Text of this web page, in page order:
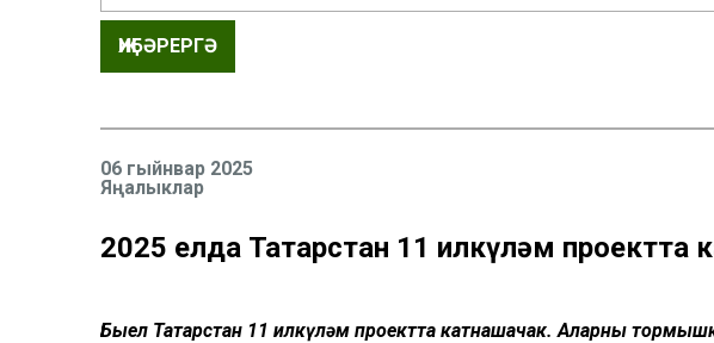
ҖИБӘРЕРГӘ
06 гыйнвар 2025
Яңалыклар
2025 елда Татарстан 11 илкүләм проектта
Быел Татарстан 11 илкүләм проектта катнашачак. Аларны